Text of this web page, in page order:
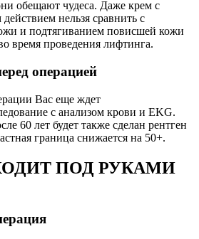
обещают чудеса. Даже крем с
нельзя сравнить с
и подтягиванием повисшей кожи
время проведения лифтинга.
операцией
Вас еще ждет
с анализом крови и EKG.
60 лет будет также сделан рентген
граница снижается на 50+.
ПОД РУКАМИ